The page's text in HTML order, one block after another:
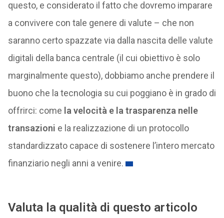
questo, e considerato il fatto che dovremo imparare
a convivere con tale genere di valute – che non
saranno certo spazzate via dalla nascita delle valute
digitali della banca centrale (il cui obiettivo è solo
marginalmente questo), dobbiamo anche prendere il
buono che la tecnologia su cui poggiano è in grado di
offrirci: come la velocità e la trasparenza nelle
transazioni e la realizzazione di un protocollo
standardizzato capace di sostenere l’intero mercato
finanziario negli anni a venire.
Valuta la qualità di questo articolo